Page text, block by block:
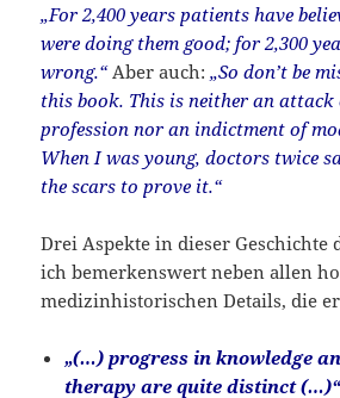
„For 2,400 years patients have
were doing them good; for 2,300
wrong.“ Aber auch:„So don’t be
this book. This is neither an attack
profession nor an indictment of
When I was young, doctors twice
the scars to prove it.“
Drei Aspekte in dieser
ich bemerkenswert neben allen
medizinhistorischen Details, die
„(…) progress in knowledge
therapy are quite distinct (…)“